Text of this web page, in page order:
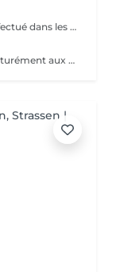
(Ensemble buste, nuque, visage et crâne) : effectué dans les règles de l'art, le massage crânien possède de nombreuses vertus : il lutte contre la fatigue, il réduit le stress, il atténue les maux de tête, il combat les insomnies et il calme les tensions dans la nuque et le haut du dos. Un beau moment de déconnexion totale, de quoi vous vider complètement la tête.
Les enfants et adolescents s'exposent prématurément aux agitations du quotidien. Le massage constitue le début d'un apprentissage pour prendre soin de leur corps et de leur bien-être, dès leur plus jeune âge. Il favorise son développement et sa croissance et peut être une source de guérison et d'un bon équilibre pour son organisme. De quoi également lui donner confiance durant cette période de transition vers l'âge adulte.